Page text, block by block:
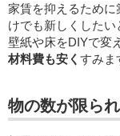
家賃を抑えるため
けでも新しくしたい
壁紙や床をDIYで変
材料費も安く すみま
物の数が限ら